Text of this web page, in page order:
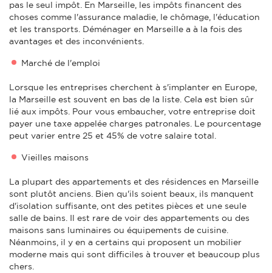
pas le seul impôt. En Marseille, les impôts financent des
choses comme l'assurance maladie, le chômage, l'éducation
et les transports. Déménager en Marseille a à la fois des
avantages et des inconvénients.
Marché de l'emploi
Lorsque les entreprises cherchent à s'implanter en Europe,
la Marseille est souvent en bas de la liste. Cela est bien sûr
lié aux impôts. Pour vous embaucher, votre entreprise doit
payer une taxe appelée charges patronales. Le pourcentage
peut varier entre 25 et 45% de votre salaire total.
Vieilles maisons
La plupart des appartements et des résidences en Marseille
sont plutôt anciens. Bien qu'ils soient beaux, ils manquent
d'isolation suffisante, ont des petites pièces et une seule
salle de bains. Il est rare de voir des appartements ou des
maisons sans luminaires ou équipements de cuisine.
Néanmoins, il y en a certains qui proposent un mobilier
moderne mais qui sont difficiles à trouver et beaucoup plus
chers.